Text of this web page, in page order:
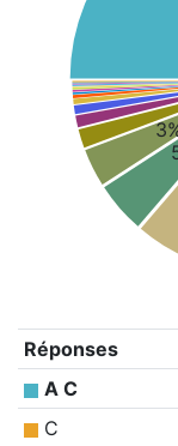
Réponses
A C
C